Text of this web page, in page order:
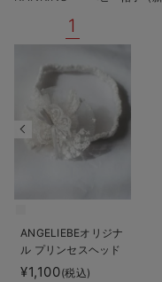
ベビー アウター
スタイ・よだれかけ（新生児
ベビー帽子（新生児・乳児）
新生児スリーパー・ベビーパ
ベビー リュック
ベビー 小物
メモリアルグッズ
哺乳瓶
赤ちゃん 洗剤・洗濯用品・お
赤ちゃん お風呂・ベビースキ
おむつ関連グッズ
袴ロンパース特集
Tシャツブラ
親子セット
快適機能ウェア特集 トップス
快適機能ウェア特集 ボトムス
快適機能ウェア特集 パジャマ
erbaviva（エルバビーバ）
安心の日本製。先輩ママが買ってよかった！本
1
ANGELIEBEオリジナ
ル プリンセスヘッド
ドレス
¥1,100(税込)